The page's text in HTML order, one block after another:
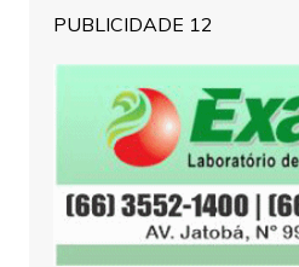
PUBLICIDADE 12